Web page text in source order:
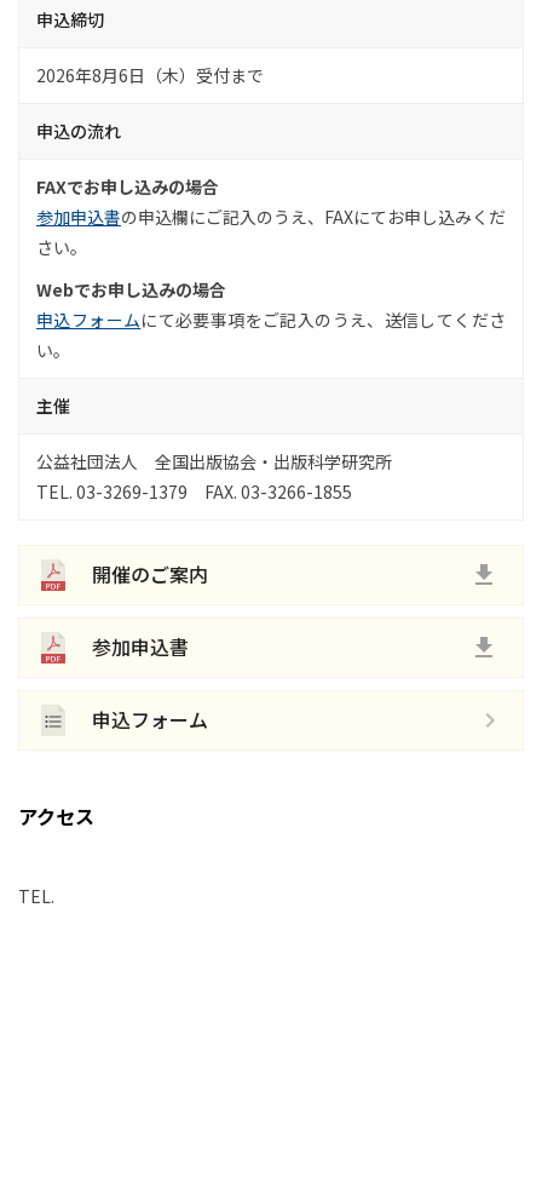
申込締切
2026年8月6日（木）受付まで
申込の流れ
FAXでお申し込みの場合
参加申込書の申込欄にご記入のうえ、FAXにてお申し込みくだ
さい。
Webでお申し込みの場合
申込フォームにて必要事項をご記入のうえ、送信してくださ
い。
主催
公益社団法人 全国出版協会・出版科学研究所
TEL. 03-3269-1379 FAX. 03-3266-1855
開催のご案内
参加申込書
申込フォーム
アクセス
TEL.